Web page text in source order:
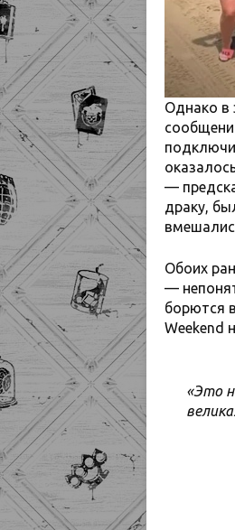
Однако в
—
драку,
Обоих
—
борются
Weekend
«Это